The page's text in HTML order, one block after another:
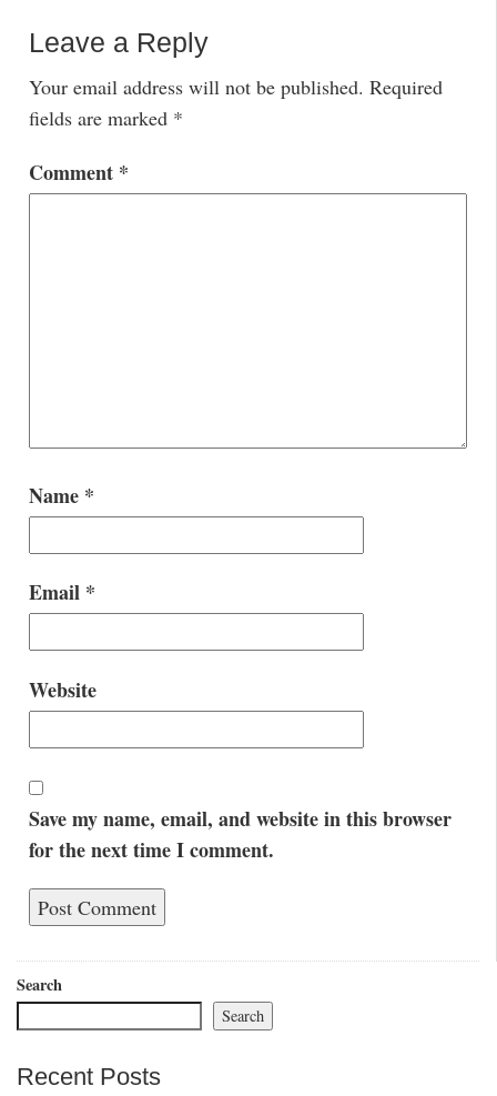
Leave a Reply
Your email address will not be published. Required
fields are marked *
Comment *
Name *
Email *
Website
Save my name, email, and website in this browser
for the next time I comment.
Search
Search
Recent Posts